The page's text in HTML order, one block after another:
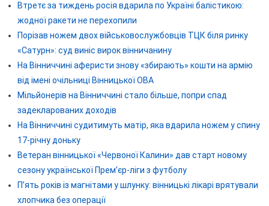
Втретє за тиждень росія вдарила по Україні балістикою:
жодної ракети не перехопили
Порізав ножем двох військовослужбовців ТЦК біля ринку
«Сатурн»: суд виніс вирок вінничанину
На Вінниччині аферисти знову «збирають» кошти на армію
від імені очільниці Вінницької ОВА
Мільйонерів на Вінниччині стало більше, попри спад
задекларованих доходів
На Вінниччині судитимуть матір, яка вдарила ножем у спину
17-річну доньку
Ветеран вінницької «Червоної Калини» дав старт новому
сезону української Прем’єр-ліги з футболу
П’ять років із магнітами у шлунку: вінницькі лікарі врятували
хлопчика без операції